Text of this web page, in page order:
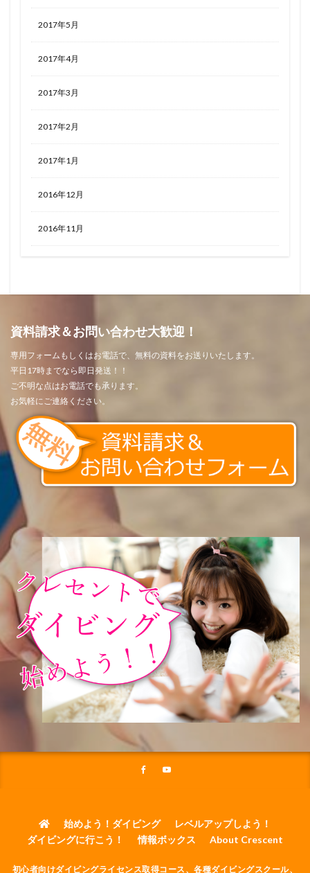
2017年5月
2017年4月
2017年3月
2017年2月
2017年1月
2016年12月
2016年11月
資料請求＆お問い合わせ大歓迎！
専用フォームもしくはお電話で、無料の資料をお送りいたします。
平日17時までなら即日発送！！
ご不明な点はお電話でも承ります。
お気軽にご連絡ください。
始めよう！ダイビング
レベルアップしよう！
ダイビングに行こう！
情報ボックス About Crescent
初心者向けダイビングライセンス取得コース、各種ダイビングスクール、